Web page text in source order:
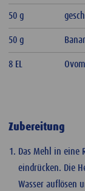
50 g
50 g
8 EL
Zubereitung
Das Mehl in eine
eindrücken. Die
Wasser auflösen